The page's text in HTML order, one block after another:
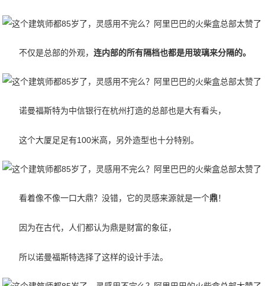
不仅是总部的外观，连内部的所有隔档也都是用玻璃来分隔的。
诺曼福斯特为中信银行在杭州打造的总部也是大有看头，
这个大厦足足有100米高，另外造型也十分特别。
看着像不像一口大鼎？没错，它的灵感来源就是一个鼎！
因为在古代，人们都认为鼎是财富的象征，
所以诺曼福斯特选择了这样的设计手法。